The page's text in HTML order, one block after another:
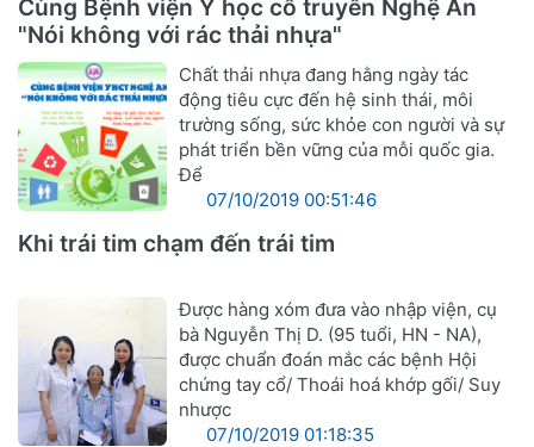
Cùng Bệnh viện Y học cổ truyền Nghệ An
"Nói không với rác thải nhựa"
Chất thải nhựa đang hằng ngày tác
động tiêu cực đến hệ sinh thái, môi
trường sống, sức khỏe con người và sự
phát triển bền vững của mỗi quốc gia.
Để
07/10/2019 00:51:46
Khi trái tim chạm đến trái tim
Được hàng xóm đưa vào nhập viện, cụ
bà Nguyễn Thị D. (95 tuổi, HN - NA),
được chuẩn đoán mắc các bệnh Hội
chứng tay cổ/ Thoái hoá khớp gối/ Suy
nhược
07/10/2019 01:18:35